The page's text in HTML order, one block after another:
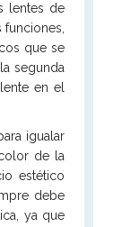
lentes de
funciones,
que se
segunda
en el
igualar
de la
estético
debe
ya que